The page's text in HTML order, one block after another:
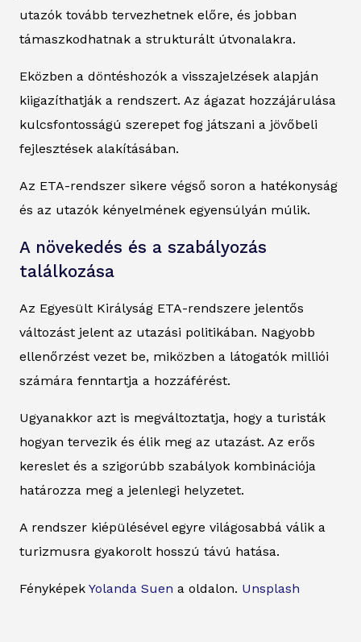
utazók tovább tervezhetnek előre, és jobban
támaszkodhatnak a strukturált útvonalakra.
Eközben a döntéshozók a visszajelzések alapján
kiigazíthatják a rendszert. Az ágazat hozzájárulása
kulcsfontosságú szerepet fog játszani a jövőbeli
fejlesztések alakításában.
Az ETA-rendszer sikere végső soron a hatékonyság
és az utazók kényelmének egyensúlyán múlik.
A növekedés és a szabályozás
találkozása
Az Egyesült Királyság ETA-rendszere jelentős
változást jelent az utazási politikában. Nagyobb
ellenőrzést vezet be, miközben a látogatók milliói
számára fenntartja a hozzáférést.
Ugyanakkor azt is megváltoztatja, hogy a turisták
hogyan tervezik és élik meg az utazást. Az erős
kereslet és a szigorúbb szabályok kombinációja
határozza meg a jelenlegi helyzetet.
A rendszer kiépülésével egyre világosabbá válik a
turizmusra gyakorolt hosszú távú hatása.
Fényképek Yolanda Suen a oldalon. Unsplash